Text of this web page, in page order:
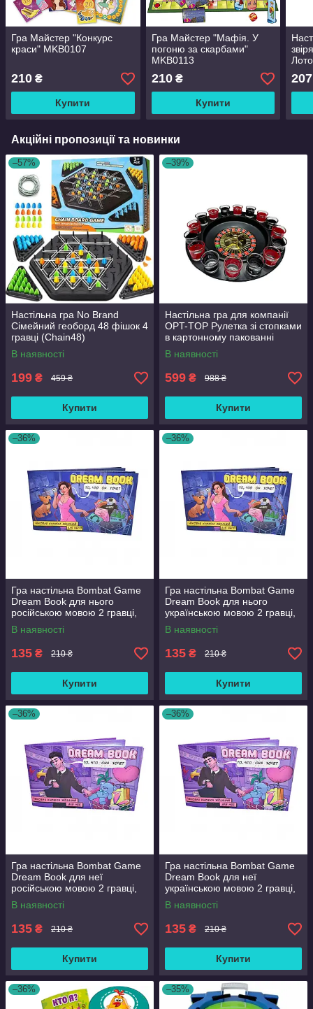
Гра Майстер "Конкурс
краси" MKB0107
210 ₴
Купити
Гра Майстер "Мафія. У
погоню за скарбами"
MKB0113
210₴
Купити
207
Акційні пропозиції та новинки
–57%
Настільна гра No Brand
Сімейний геоборд 48 фішок 4
гравці (Chain48)
В наявності
199 ₴ 459 ₴
Купити
–39%
Настільна гра для компанії
OPT-TOP Рулетка зі стопками
в картонному пакованні
(1939722129)
В наявності
599 ₴ 988 ₴
Купити
–36%
Гра настільна Bombat Game
Dream Book для нього
російською мовою 2 гравці,
18+ років (in030-hbr)
В наявності
135 ₴ 210 ₴
Купити
–36%
Гра настільна Bombat Game
Dream Book для нього
українською мовою 2 гравці,
18+ років (in031-hbr)
В наявності
135 ₴ 210 ₴
Купити
–36%
Гра настільна Bombat Game
Dream Book для неї
російською мовою 2 гравці,
18+ років (in028-hbr)
В наявності
135 ₴ 210 ₴
Купити
–36%
Гра настільна Bombat Game
Dream Book для неї
українською мовою 2 гравці,
18+ років (in029-hbr)
В наявності
135 ₴ 210 ₴
Купити
–36% –35%